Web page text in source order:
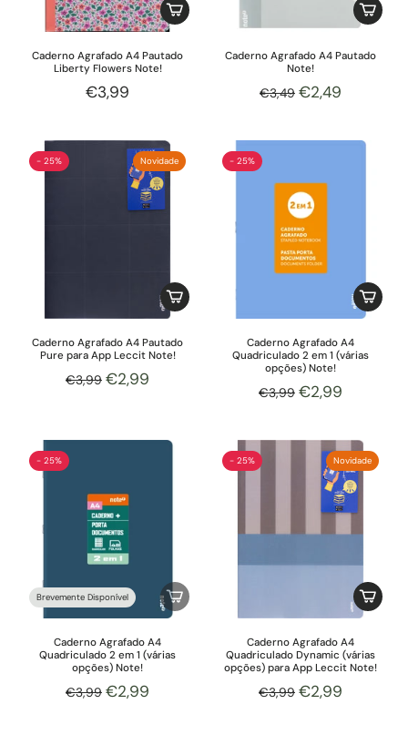
Caderno Agrafado A4 Pautado
Liberty Flowers Note!
€3,99
Caderno Agrafado A4 Pautado
Note!
€3,49 €2,49
- 25% Novidade
Caderno Agrafado A4 Pautado
Pure para App Leccit Note!
€3,99 €2,99
- 25%
Caderno Agrafado A4
Quadriculado 2 em 1 (várias
opções) Note!
€3,99 €2,99
- 25%
Brevemente Disponível
Caderno Agrafado A4
Quadriculado 2 em 1 (várias
opções) Note!
€3,99 €2,99
- 25% Novidade
Caderno Agrafado A4
Quadriculado Dynamic (várias
opções) para App Leccit Note!
€3,99 €2,99